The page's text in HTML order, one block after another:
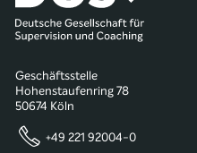
Geschäftsstelle
Hohenstaufenring 78
50674 Köln
+49 221 92004-0